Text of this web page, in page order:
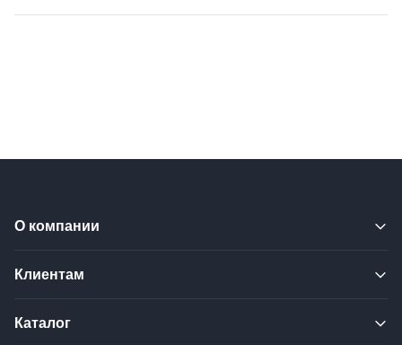
О компании
Клиентам
Каталог